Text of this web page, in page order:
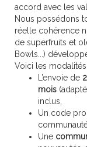
accord avec les
Nous possédons
réelle cohérence
de superfruits et
Bowls...)
Voici les
L’envoie de
mois
inclus,
Un code
Une